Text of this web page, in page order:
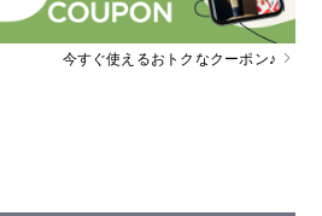
今すぐ使えるおトクなクーポン♪